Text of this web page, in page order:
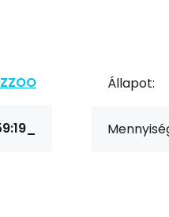
Állapot: